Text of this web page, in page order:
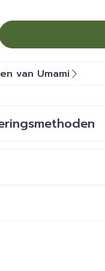
van Umami